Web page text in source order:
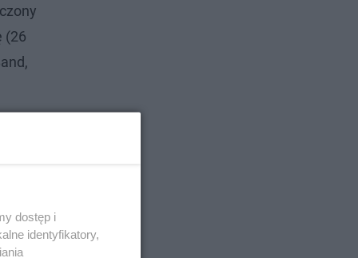
(26
dostęp i
identyfikatory,